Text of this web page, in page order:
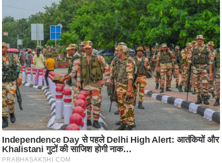
नु
स्खे
प
र्य
ट
न
स्थ
ल
फि
ट
ने